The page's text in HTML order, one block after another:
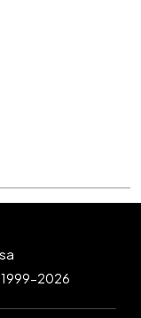
1999-2026